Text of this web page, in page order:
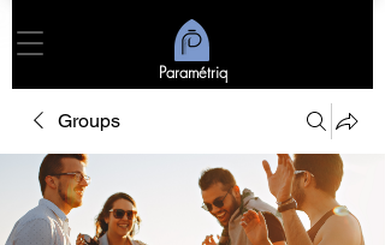
Paramétriq
Groups